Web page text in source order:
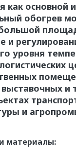
как основной и
обогрев
и
уровня
и
и
материалы: